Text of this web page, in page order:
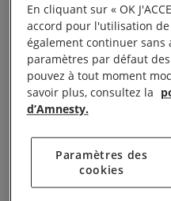
En cliquant sur « OK
accord pour l'utilisation de
également continuer sans
paramètres par défaut
pouvez à tout moment
savoir plus, consultez la
d’Amnesty.
Paramètres des
cookies